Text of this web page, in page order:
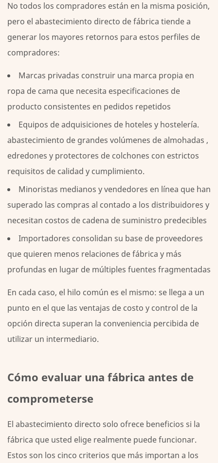
No todos los compradores están en la misma posición,
pero el abastecimiento directo de fábrica tiende a
generar los mayores retornos para estos perfiles de
compradores:
Marcas privadas construir una marca propia en
ropa de cama que necesita especificaciones de
producto consistentes en pedidos repetidos
Equipos de adquisiciones de hoteles y hostelería.
abastecimiento de grandes volúmenes dealmohadas ,
edredones y protectores de colchones con estrictos
requisitos de calidad y cumplimiento.
Minoristas medianos y vendedores en línea que han
superado las compras al contado a los distribuidores y
necesitan costos de cadena de suministro predecibles
Importadores consolidan su base de proveedores
que quieren menos relaciones de fábrica y más
profundas en lugar de múltiples fuentes fragmentadas
En cada caso, el hilo común es el mismo: se llega a un
punto en el que las ventajas de costo y control de la
opción directa superan la conveniencia percibida de
utilizar un intermediario.
Cómo evaluar una fábrica antes de
comprometerse
El abastecimiento directo solo ofrece beneficios si la
fábrica que usted elige realmente puede funcionar.
Estos son los cinco criterios que más importan a los